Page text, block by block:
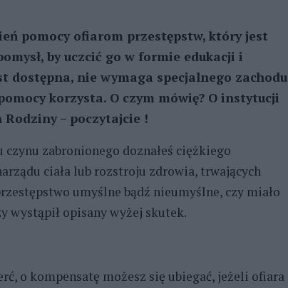
pomocy ofiarom przestępstw, który jest
by uczcić go w formie edukacji i
nie wymaga specjalnego zachodu
korzysta. O czym mówię? O instytucji
Rodziny – poczytajcie !
zabronionego doznałeś ciężkiego
ciała lub rozstroju zdrowia, trwających
umyślne bądź nieumyślne, czy miało
wystąpił opisany wyżej skutek.
o kompensatę możesz się ubiegać, jeżeli ofiara